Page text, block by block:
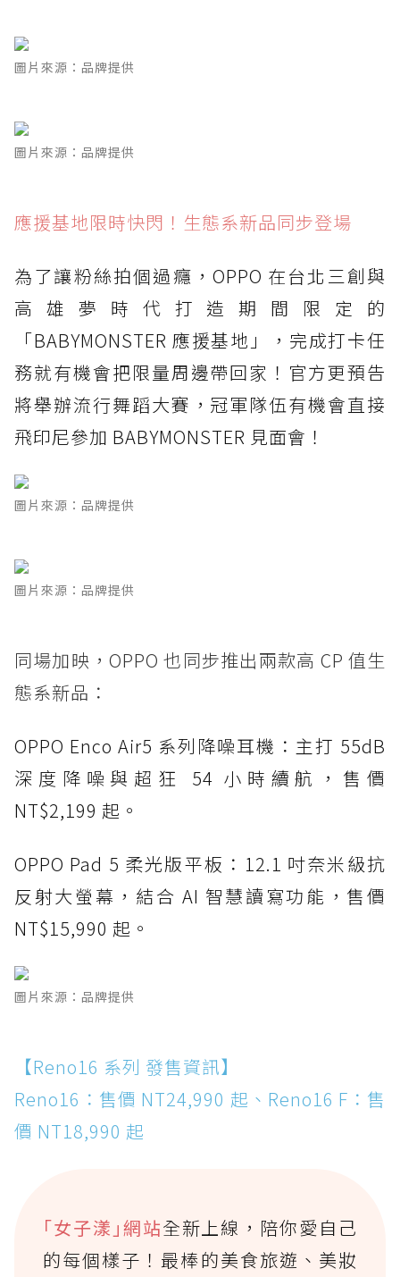
圖片來源：品牌提供
圖片來源：品牌提供
應援基地限時快閃！生態系新品同步登場
為了讓粉絲拍個過癮，OPPO 在台北三創與
高雄夢時代打造期間限定的
「BABYMONSTER 應援基地」，完成打卡任
務就有機會把限量周邊帶回家！官方更預告
將舉辦流行舞蹈大賽，冠軍隊伍有機會直接
飛印尼參加 BABYMONSTER 見面會！
圖片來源：品牌提供
圖片來源：品牌提供
同場加映，OPPO 也同步推出兩款高 CP 值生
態系新品：
OPPO Enco Air5 系列降噪耳機：主打 55dB
深度降噪與超狂 54 小時續航，售價
NT$2,199 起。
OPPO Pad 5 柔光版平板：12.1 吋奈米級抗
反射大螢幕，結合 AI 智慧讀寫功能，售價
NT$15,990 起。
圖片來源：品牌提供
【Reno16 系列 發售資訊】
Reno16：售價 NT24,990 起、Reno16 F：售
價 NT18,990 起
｢女子漾｣網站全新上線，陪你愛自己
的每個樣子！最棒的美食旅遊、美妝